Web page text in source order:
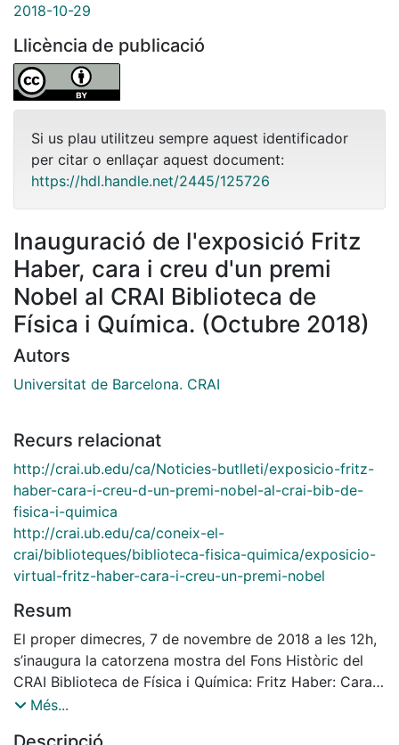
2018-10-29
Llicència de publicació
Si us plau utilitzeu sempre aquest identificador
per citar o enllaçar aquest document:
https://hdl.handle.net/2445/125726
Inauguració de l'exposició Fritz
Haber, cara i creu d'un premi
Nobel al CRAI Biblioteca de
Física i Química. (Octubre 2018)
Autors
Universitat de Barcelona. CRAI
Recurs relacionat
http://crai.ub.edu/ca/Noticies-butlleti/exposicio-fritz-
haber-cara-i-creu-d-un-premi-nobel-al-crai-bib-de-
fisica-i-quimica
http://crai.ub.edu/ca/coneix-el-
crai/biblioteques/biblioteca-fisica-quimica/exposicio-
virtual-fritz-haber-cara-i-creu-un-premi-nobel
Resum
El proper dimecres, 7 de novembre de 2018 a les 12h,
s’inaugura la catorzena mostra del Fons Històric del
CRAI Biblioteca de Física i Química: Fritz Haber: Cara i
creu d'un Premi Nobel.
Més...